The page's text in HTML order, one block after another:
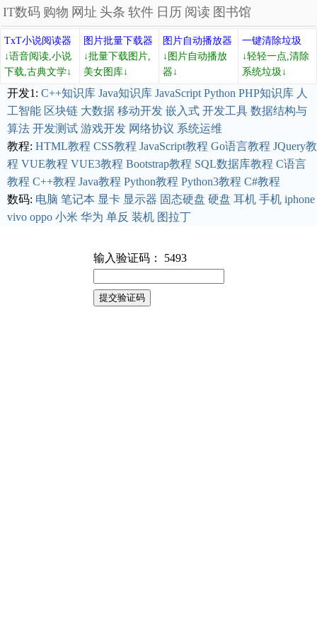
IT数码 购物 网址 头条 软件 日历 阅读 图书馆
TxT小说阅读器
↓语音阅读,小说
下载,古典文学↓
图片批量下载器
↓批量下载图片,
美女图库↓
图片自动播放器
↓图片自动播放
器↓
一键清除垃圾
↓轻轻一点,清除
系统垃圾↓
开发1: C++知识库 Java知识库 JavaScript Python PHP知识库 人
工智能 区块链 大数据 移动开发 嵌入式 开发工具 数据结构与
算法 开发测试 游戏开发 网络协议 系统运维
教程: HTML教程 CSS教程 JavaScript教程 Go语言教程 JQuery教
程 VUE教程 VUE3教程 Bootstrap教程 SQL数据库教程 C语言
教程 C++教程 Java教程 Python教程 Python3教程 C#教程
数码: 电脑 笔记本 显卡 显示器 固态硬盘 硬盘 耳机 手机 iphone
vivo oppo 小米 华为 单反 装机 图拉丁
输入验证码： 5493